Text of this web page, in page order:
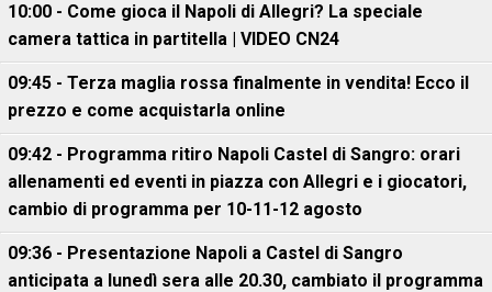
10:00 - Come gioca il Napoli di Allegri? La speciale
camera tattica in partitella | VIDEO CN24
09:45 - Terza maglia rossa finalmente in vendita! Ecco il
prezzo e come acquistarla online
09:42 - Programma ritiro Napoli Castel di Sangro: orari
allenamenti ed eventi in piazza con Allegri e i giocatori,
cambio di programma per 10-11-12 agosto
09:36 - Presentazione Napoli a Castel di Sangro
anticipata a lunedì sera alle 20.30, cambiato il programma